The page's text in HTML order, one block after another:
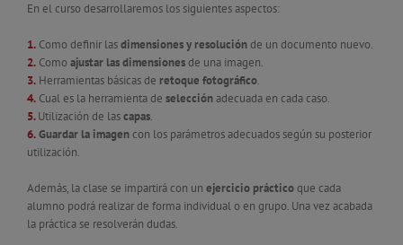
En el curso desarrollaremos los siguientes aspectos:
1. Como definir lasdimensiones y resolución de un documento nuevo.
2. Como ajustar las dimensiones de una imagen.
3. Herramientas básicas de retoque fotográfico.
4. Cual es la herramienta de selecciónadecuada en cada caso.
5. Utilización de lascapas.
6.Guardar la imagen con los parámetros adecuados según su posterior
utilización.
Además, la clase se impartirá con un ejercicio práctico que cada
alumno podrá realizar de forma individual o en grupo. Una vez acabada
la práctica se resolverán dudas.